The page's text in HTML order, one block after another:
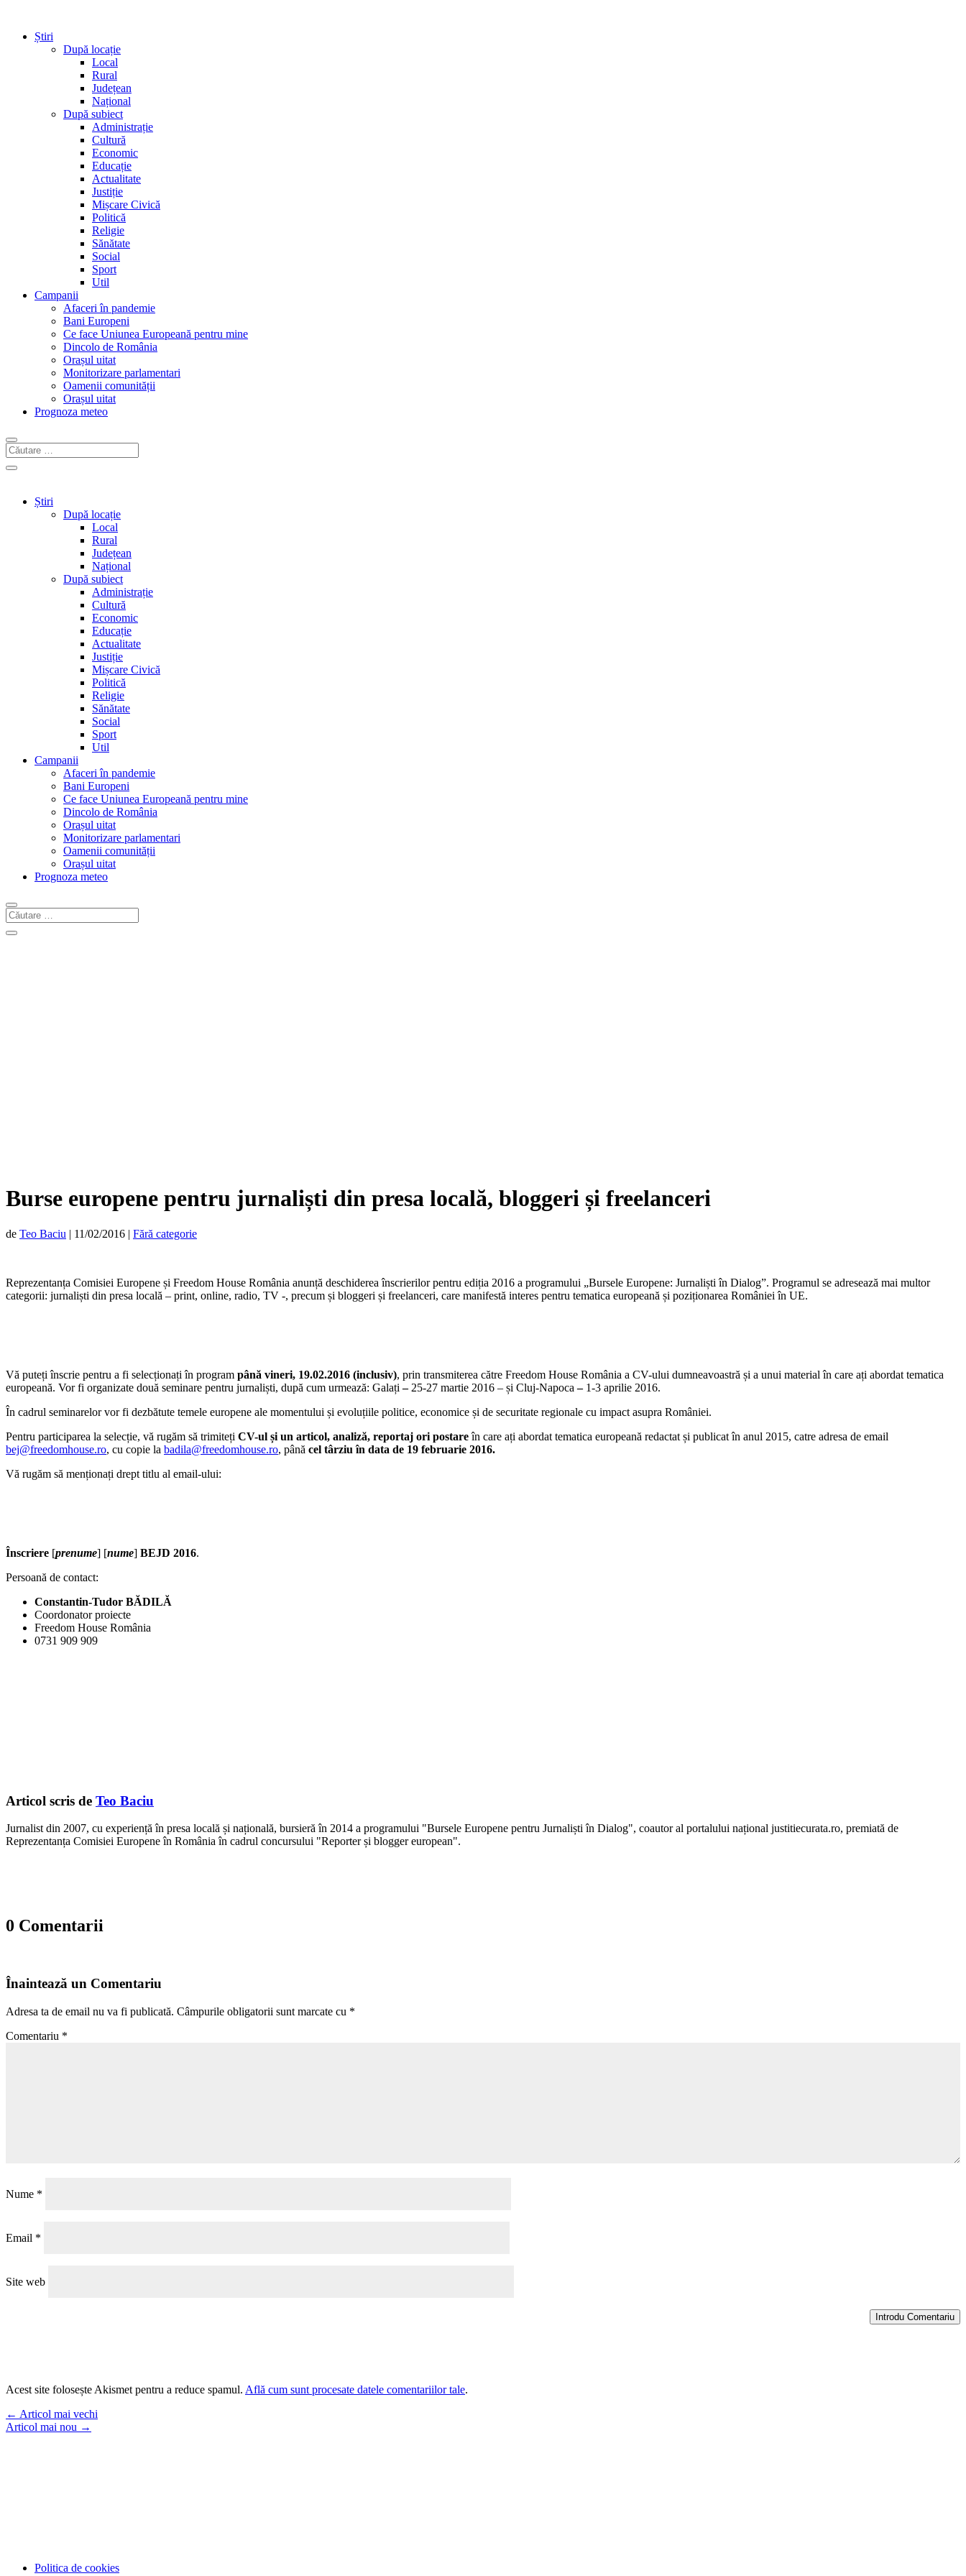
Știri
După locație
Local
Rural
Județean
Național
După subiect
Administrație
Cultură
Economic
Educație
Actualitate
Justiție
Mișcare Civică
Politică
Religie
Sănătate
Social
Sport
Util
Campanii
Afaceri în pandemie
Bani Europeni
Ce face Uniunea Europeană pentru mine
Dincolo de România
Orașul uitat
Monitorizare parlamentari
Oamenii comunității
Orașul uitat
Prognoza meteo
Știri
După locație
Local
Rural
Județean
Național
După subiect
Administrație
Cultură
Economic
Educație
Actualitate
Justiție
Mișcare Civică
Politică
Religie
Sănătate
Social
Sport
Util
Campanii
Afaceri în pandemie
Bani Europeni
Ce face Uniunea Europeană pentru mine
Dincolo de România
Orașul uitat
Monitorizare parlamentari
Oamenii comunității
Orașul uitat
Prognoza meteo
Burse europene pentru jurnaliști din presa locală, bloggeri și freelanceri
de Teo Baciu | 11/02/2016 | Fără categorie
Reprezentanța Comisiei Europene și Freedom House România anunță deschiderea înscrierilor pentru ediția 2016 a programului „Bursele Europene: Jurnaliști în Dialog”. Programul se adresează mai multor
categorii: jurnaliști din presa locală – print, online, radio, TV -, precum și bloggeri și freelanceri, care manifestă interes pentru tematica europeană și poziționarea României în UE.
Vă puteți înscrie pentru a fi selecționați în program până vineri, 19.02.2016 (inclusiv), prin transmiterea către Freedom House România a CV-ului dumneavoastră și a unui material în care ați abordat tematica
europeană. Vor fi organizate două seminare pentru jurnaliști, după cum urmează: Galați – 25-27 martie 2016 – și Cluj-Napoca –1-3 aprilie 2016.
În cadrul seminarelor vor fi dezbătute temele europene ale momentului și evoluțiile politice, economice și de securitate regionale cu impact asupra României.
Pentru participarea la selecție, vă rugăm să trimiteți CV-ul și un articol, analiză, reportaj ori postareîn care ați abordat tematica europeană redactat și publicat în anul 2015, catre adresa de email
bej@freedomhouse.ro, cu copie la badila@freedomhouse.ro, până cel târziu în data de 19 februarie 2016.
Vă rugăm să menționați drept titlu al email-ului:
Înscriere [prenume] [nume] BEJD 2016.
Persoană de contact:
Constantin-Tudor BĂDILĂ
Coordonator proiecte
Freedom House România
0731 909 909
Articol scris de Teo Baciu
Jurnalist din 2007, cu experiență în presa locală și națională, bursieră în 2014 a programului "Bursele Europene pentru Jurnaliști în Dialog", coautor al portalului național justitiecurata.ro, premiată de
Reprezentanța Comisiei Europene în România în cadrul concursului "Reporter și blogger european".
0 Comentarii
Înaintează un Comentariu
Adresa ta de email nu va fi publicată. Câmpurile obligatorii sunt marcate cu *
Comentariu *
Nume *
Email *
Site web
Introdu Comentariu
Acest site folosește Akismet pentru a reduce spamul. Află cum sunt procesate datele comentariilor tale.
← Articol mai vechi
Articol mai nou →
Politica de cookies